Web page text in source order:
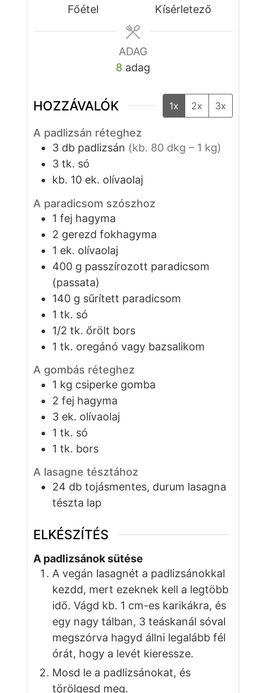
Főétel
Kísérletező
ADAG
8 adag
HOZZÁVALÓK 1x 2x 3x
A padlizsán réteghez
3 db padlizsán (kb. 80 dkg – 1 kg)
3 tk. só
kb. 10 ek. olívaolaj
A paradicsom szószhoz
1 fej hagyma
2 gerezd fokhagyma
1 ek. olívaolaj
400 g passzírozott paradicsom
(passata)
140 g sűrített paradicsom
1 tk. só
1/2 tk. őrölt bors
1 tk. oregánó vagy bazsalikom
A gombás réteghez
1 kg csiperke gomba
2 fej hagyma
3 ek. olívaolaj
1 tk. só
1 tk. bors
A lasagne tésztához
24 db tojásmentes, durum lasagna
tészta lap
ELKÉSZÍTÉS
A padlizsánok sütése
A vegán lasagnét a padlizsánokkal
kezdd, mert ezeknek kell a legtöbb
idő. Vágd kb. 1 cm-es karikákra, és
egy nagy tálban, 3 teáskanál sóval
megszórva hagyd állni legalább fél
órát, hogy a levét kieressze.
Mosd le a padlizsánokat, és
törölgesd meg.